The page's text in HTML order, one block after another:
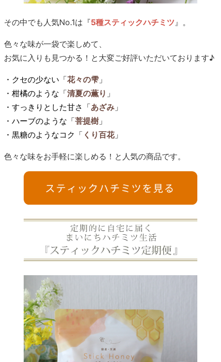
その中でも人気No.1は『5種スティックハチミツ 』。
色々な味が一袋で楽しめて、
お気に入りも見つかる！と大変ご好評いただいております♪
・クセの少ない「花々の雫 」
・柑橘のような「清夏の薫り 」
・すっきりとした甘さ「あざみ 」
・ハーブのような「菩提樹 」
・黒糖のようなコク「 くり百花」
色々な味をお手軽に楽しめる！と人気の商品です。